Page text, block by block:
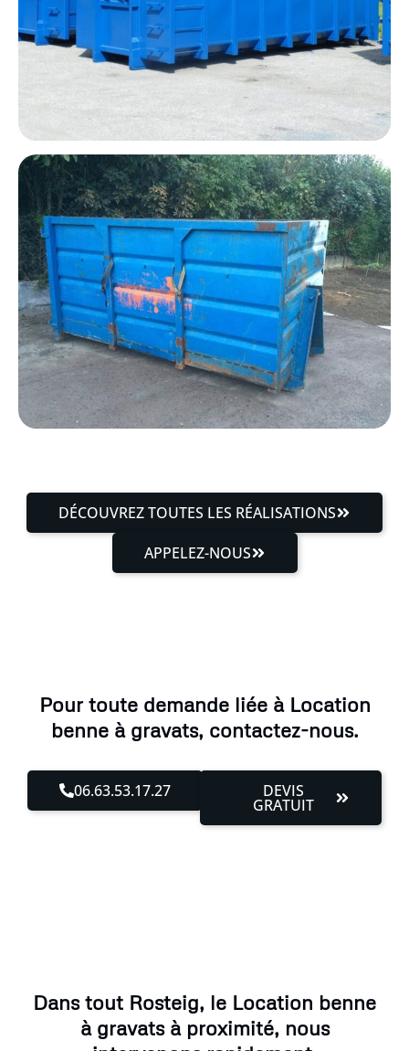
DÉCOUVREZ TOUTES LES RÉALISATIONS
APPELEZ-NOUS
Pour toute demande liée à Location
benne à gravats, contactez-nous.
06.63.53.17.27 DEVIS
GRATUIT
Dans tout Rosteig, le Location benne
à gravats à proximité, nous